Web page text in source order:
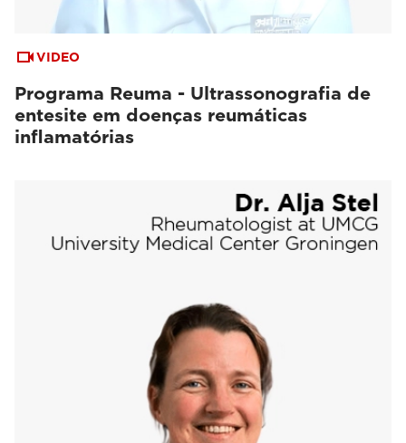
VIDEO
Programa Reuma - Ultrassonografia de
entesite em doenças reumáticas
inflamatórias